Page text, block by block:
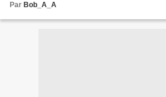
Par Bob_A_A